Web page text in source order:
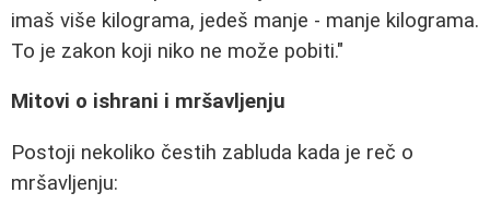
imaš više kilograma, jedeš manje - manje kilograma.
To je zakon koji niko ne može pobiti."
Mitovi o ishrani i mršavljenju
Postoji nekoliko čestih zabluda kada je reč o
mršavljenju: